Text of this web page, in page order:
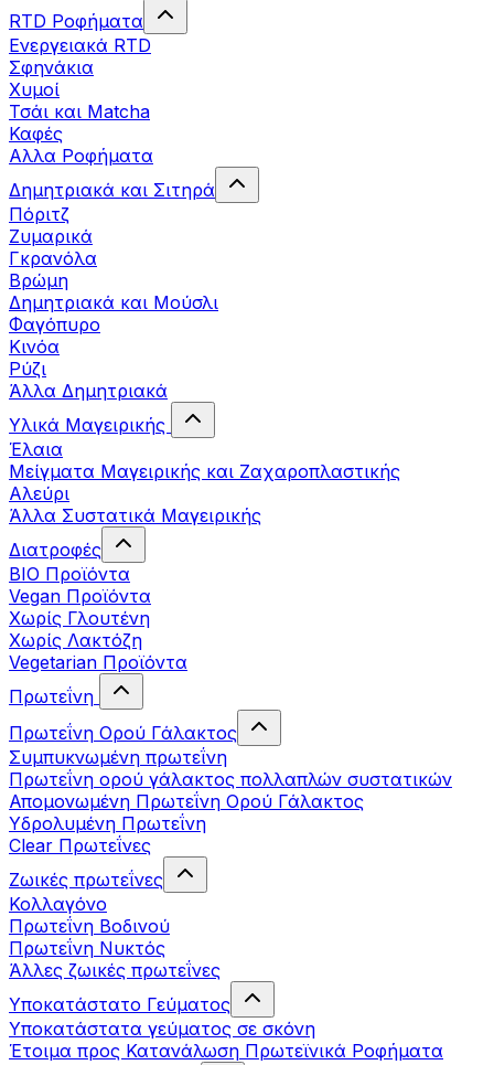
RTD Ροφήματα
Ενεργειακά RTD
Σφηνάκια
Χυμοί
Τσάι και Matcha
Καφές
Αλλα Ροφήματα
Δημητριακά και Σιτηρά
Πόριτζ
Ζυμαρικά
Γκρανόλα
Βρώμη
Δημητριακά και Μούσλι
Φαγόπυρο
Κινόα
Ρύζι
Άλλα Δημητριακά
Υλικά Μαγειρικής
Έλαια
Μείγματα Μαγειρικής και Ζαχαροπλαστικής
Αλεύρι
Άλλα Συστατικά Μαγειρικής
Διατροφές
BIO Προϊόντα
Vegan Προϊόντα
Χωρίς Γλουτένη
Χωρίς Λακτόζη
Vegetarian Προϊόντα
Πρωτεΐνη
Πρωτεΐνη Ορού Γάλακτος
Συμπυκνωμένη πρωτεΐνη
Πρωτεΐνη ορού γάλακτος πολλαπλών συστατικών
Απομονωμένη Πρωτεΐνη Ορού Γάλακτος
Υδρολυμένη Πρωτεΐνη
Clear Πρωτεΐνες
Ζωικές πρωτεΐνες
Κολλαγόνο
Πρωτεΐνη Βοδινού
Πρωτεΐνη Νυκτός
Άλλες ζωικές πρωτεΐνες
Υποκατάστατο Γεύματος
Υποκατάστατα γεύματος σε σκόνη
Έτοιμα προς Κατανάλωση Πρωτεϊνικά Ροφήματα